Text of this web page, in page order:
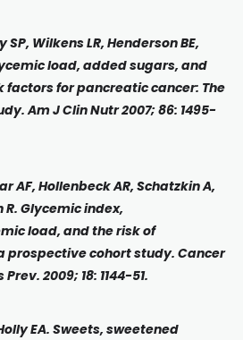
Wilkens LR, Henderson BE,
load, added sugars, and
for pancreatic cancer: The
Am J Clin Nutr 2007; 86: 1495-
AF, Hollenbeck AR, Schatzkin A,
Glycemic index,
load, and the risk of
prospective cohort study. Cancer
2009; 18: 1144-51.
EA. Sweets, sweetened